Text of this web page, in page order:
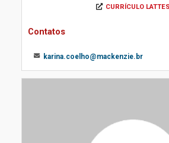
CURRÍCULO LATTES
Contatos
karina.coelho@mackenzie.br